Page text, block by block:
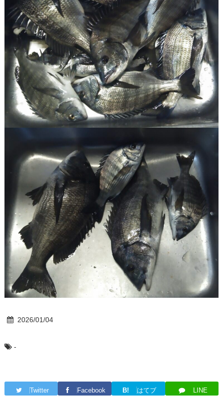
2026/01/04
-
Twitter Facebook B! はてブ LINE